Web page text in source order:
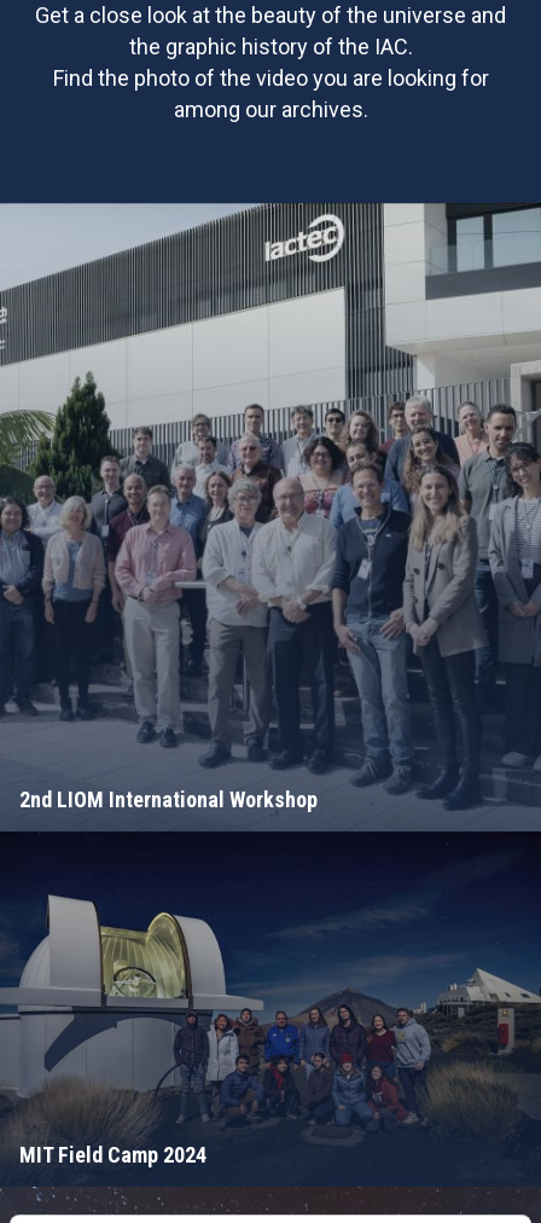
Get a close look at the beauty of the universe and
the graphic history of the IAC.
Find the photo of the video you are looking for
among our archives.
2nd LIOM International Workshop
MIT Field Camp 2024